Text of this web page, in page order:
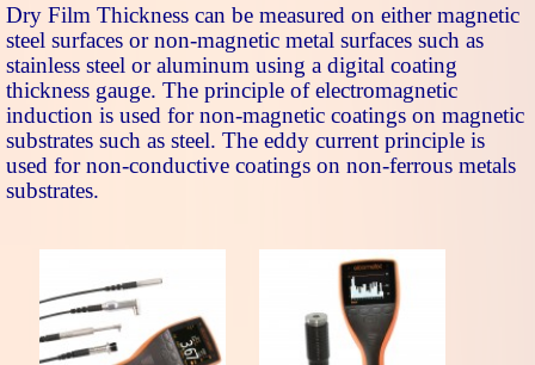
Dry Film Thickness can be measured on either magnetic
steel surfaces or non-magnetic metal surfaces such as
stainless steel or aluminum using a digital coating
thickness gauge. The principle of electromagnetic
induction is used for non-magnetic coatings on magnetic
substrates such as steel. The eddy current principle is
used for non-conductive coatings on non-ferrous metals
substrates.